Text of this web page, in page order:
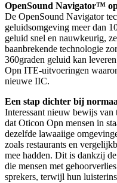
OpenSound Navigator™
De OpenSound Navigator
geluidsomgeving meer dan
geluid snel en nauwkeurig,
baanbrekende technologie
360graden geluid kan
Opn ITE-uitvoeringen
nieuwe IIC.
Een stap dichter bij
Interessant nieuw bewijs van
dat Oticon Opn mensen in
dezelfde lawaaiige
zoals restaurants en
mee hadden. Dit is dankzij
die mensen met
sprekers, terwijl hun